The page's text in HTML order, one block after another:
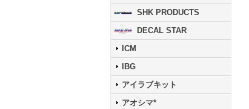
SHK PRODUCTS
DECAL STAR
ICM
IBG
アイラブキット
アオシマ*